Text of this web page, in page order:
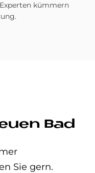
kümmern
Bad
Sie gern.